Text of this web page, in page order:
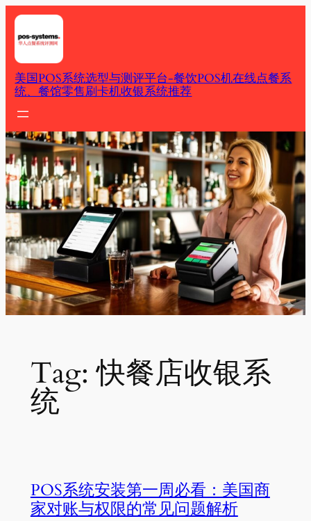
Skip
content
美国POS系统选型与测评平台-餐饮POS机在线点餐系
统、餐馆零售刷卡机收银系统推荐
Tag:快餐店收银系
统
POS系统安装第一周必看：美国商
家对账与权限的常见问题解析